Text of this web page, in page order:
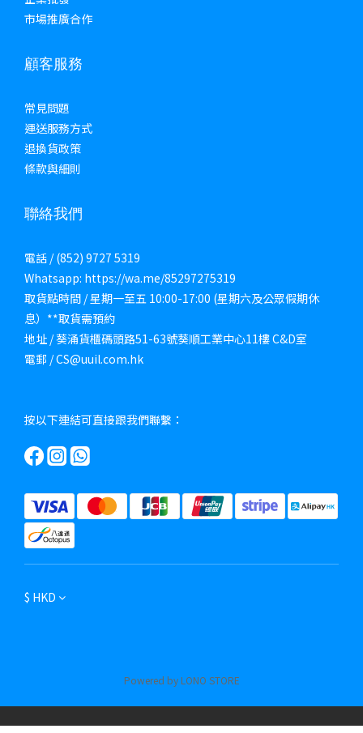
市場推廣合作
顧客服務
常見問題
運送服務方式
退換貨政策
條款與細則
聯絡我們
電話 / (852) 9727 5319
Whatsapp: https://wa.me/85297275319
取貨點時間 / 星期一至五 10:00-17:00 (星期六及公眾假期休
息）**取貨需預約
地址 / 葵涌貨櫃碼頭路51-63號葵順工業中心11樓 C&D室
電郵 / CS@uuil.com.hk
按以下連結可直接跟我們聯繫：
$ HKD
Powered by LONO STORE